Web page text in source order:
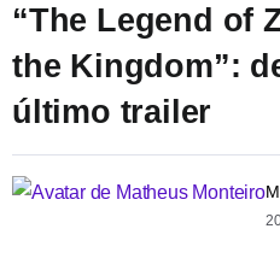
“The Legend of
the Kingdom”:
último trailer